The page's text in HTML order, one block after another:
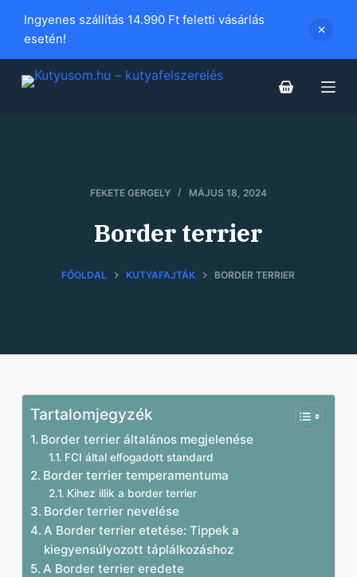
i
p
Ingyenes szállítás 14.990 Ft feletti vásárlás
esetén!
FEKETE GERGELY MÁJUS 18, 2024
Border terrier
FŐOLDAL KUTYAFAJTÁK BORDER TERRIER
Tartalomjegyzék
Border terrier általános megjelenése
FCI által elfogadott standard
Border terrier temperamentuma
Kihez illik a border terrier
Border terrier nevelése
A Border terrier etetése: Tippek a
kiegyensúlyozott táplálkozáshoz
A Border terrier eredete